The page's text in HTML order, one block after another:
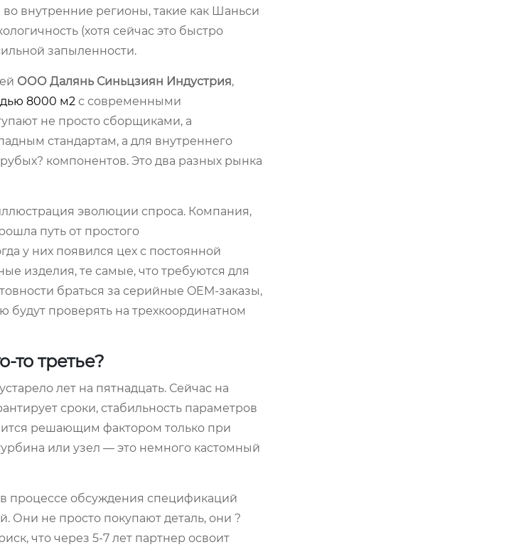
внутренние регионы, такие как Шаньси
(хотя сейчас это быстро
запыленности.
ООО Далянь Синьцзиян Индустрия,
8000 м2 с современными
не просто сборщиками, а
стандартам, а для внутреннего
компонентов. Это два разных рынка
эволюции спроса. Компания,
путь от простого
у них появился цех с постоянной
изделия, те самые, что требуются для
браться за серийные OEM-заказы,
будут проверять на трехкоординатном
то третье?
лет на пятнадцать. Сейчас на
сроки, стабильность параметров
решающим фактором только при
или узел — это немного кастомный
процессе обсуждения спецификаций
Они не просто покупают деталь, они ?
что через 5-7 лет партнер освоит